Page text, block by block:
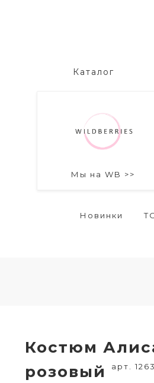
Каталог
Мы на WB >>
Новинки
Костюм
розовый
арт.